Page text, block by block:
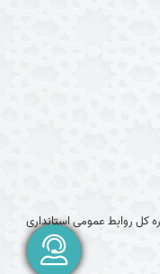
کل روابط عمومی استانداری